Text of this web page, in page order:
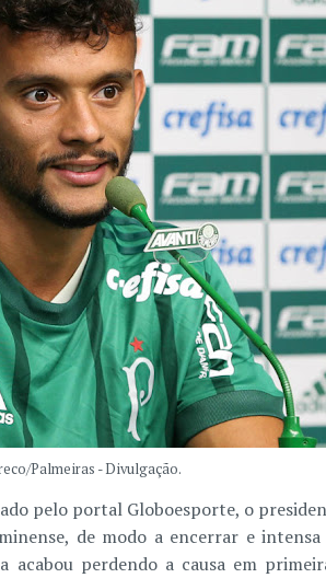
Palmeiras - Divulgação.
pelo portal Globoesporte, o
de modo a encerrar e
acabou perdendo a causa em